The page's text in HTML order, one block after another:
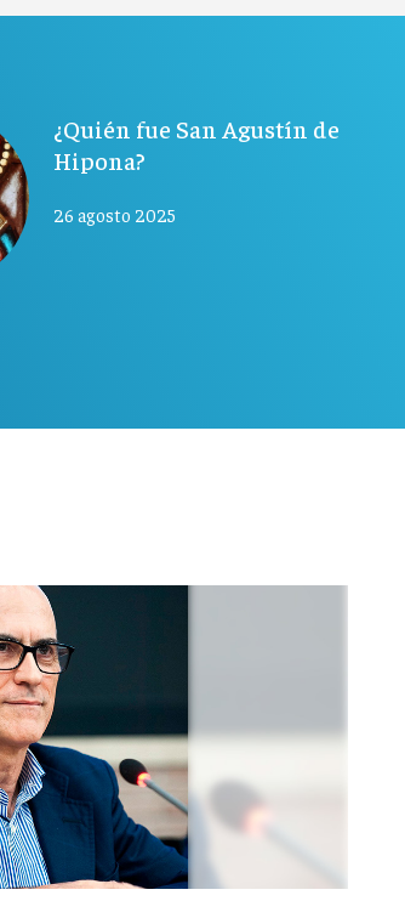
¿Quién fue San Agustín de
Hipona?
26 agosto 2025